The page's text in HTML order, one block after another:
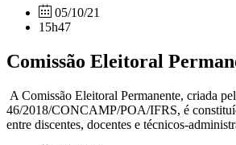
05/10/21
15h47
Comissão Eleitoral
A Comissão Eleitoral Permanente, criada
46/2018/CONCAMP/POA/IFRS, é
entre discentes, docentes e técnicos-